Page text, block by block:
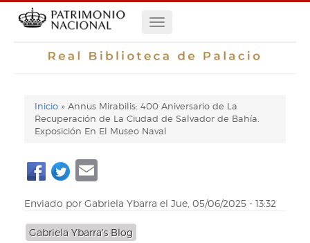
Navegación
principal
Enlaces
de
ayuda
de
navegación
Inicio
Annus Mirabilis: 400 Aniversario de La
Recuperación de La Ciudad de Salvador de Bahía.
Exposición En El Museo Naval
Enviado por Gabriela Ybarra el Jue, 05/06/2025 - 13:32
Gabriela Ybarra's Blog